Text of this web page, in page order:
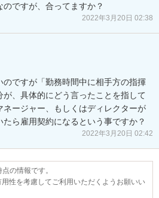
ですが、合ってますか？
2022年3月20日 02:38
のですが「勤務時間中に相手方の指揮
、具体的にどう言ったことを指して
ネージャー、もしくはディレクターが
ら雇用契約になるという事ですか？
2022年3月20日 02:42
の情報です。
性を考慮してご利用いただくようお願いい